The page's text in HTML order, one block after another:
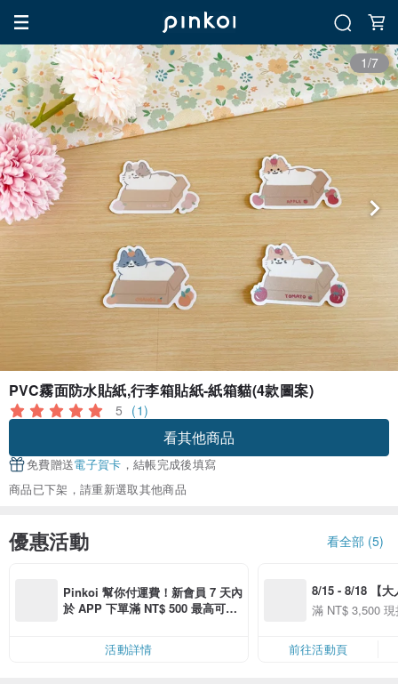
1/7
PVC霧面防水貼紙,行李箱貼紙-紙箱貓(4款圖案)
5 (1)
看其他商品
免費贈送電子賀卡 ，結帳完成後填寫
商品已下架，請重新選取其他商品
優惠活動 看全部 (5)
Pinkoi 幫你付運費！新會員 7 天內
於 APP 下單滿 NT$ 500 最高可折
活動詳情
8/15 - 8/18 【大
季】滿
50
滿 NT$ 3,500
前往活動頁